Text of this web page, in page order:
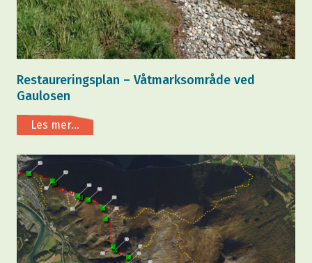
Restaureringsplan – Våtmarksområde ved
Gaulosen
Les mer...